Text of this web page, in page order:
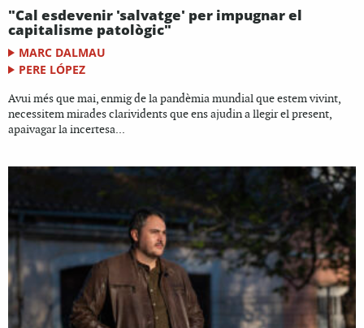
"Cal esdevenir 'salvatge' per impugnar el
capitalisme patològic"
MARC DALMAU
PERE LÓPEZ
Avui més que mai, enmig de la pandèmia mundial que estem vivint,
necessitem mirades clarividents que ens ajudin a llegir el present,
apaivagar la incertesa...